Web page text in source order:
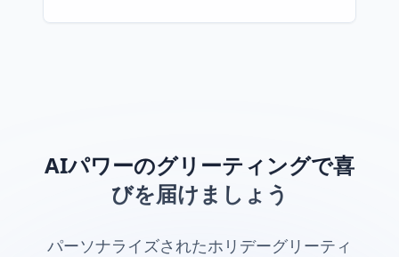
AIパワーのグリーティングで喜
びを届けましょう
パーソナライズされたホリデーグリーティ